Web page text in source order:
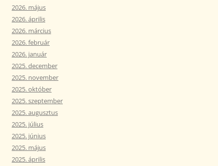
2026. május
2026. április
2026. március
2026. február
2026. január
2025. december
2025. november
2025. október
2025. szeptember
2025. augusztus
2025. július
2025. június
2025. május
2025. április